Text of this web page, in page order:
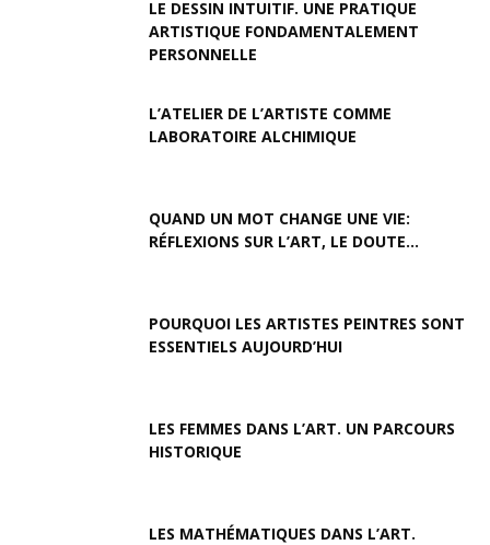
LE DESSIN INTUITIF. UNE PRATIQUE
ARTISTIQUE FONDAMENTALEMENT
PERSONNELLE
L’ATELIER DE L’ARTISTE COMME
LABORATOIRE ALCHIMIQUE
QUAND UN MOT CHANGE UNE VIE:
RÉFLEXIONS SUR L’ART, LE DOUTE...
POURQUOI LES ARTISTES PEINTRES SONT
ESSENTIELS AUJOURD’HUI
LES FEMMES DANS L’ART. UN PARCOURS
HISTORIQUE
LES MATHÉMATIQUES DANS L’ART.